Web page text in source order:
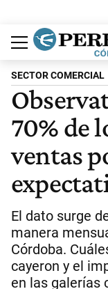
Política
Economía
Judiciales
Sociedad
Cultura
Espectáculos
Deportes
Protagonistas
SECTOR COMERCIAL
70% de
ventas
El dato surge
manera
Córdoba.
cayeron y el
en las galerías